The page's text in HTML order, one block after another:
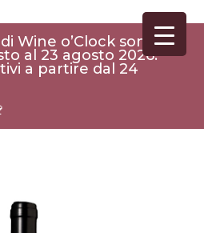
Wine o’Clock sono
al 23 agosto 2026.
a partire dal 24